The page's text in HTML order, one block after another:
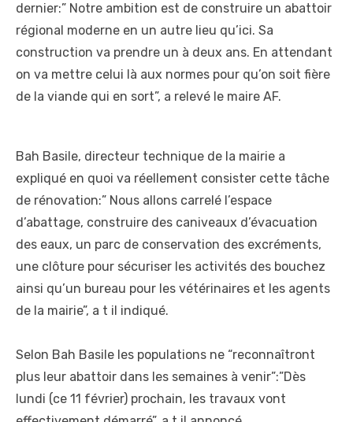
dernier:” Notre ambition est de construire un abattoir
régional moderne en un autre lieu qu’ici. Sa
construction va prendre un à deux ans. En attendant
on va mettre celui là aux normes pour qu’on soit fière
de la viande qui en sort”, a relevé le maire AF.
Bah Basile, directeur technique de la mairie a
expliqué en quoi va réellement consister cette tâche
de rénovation:” Nous allons carrelé l’espace
d’abattage, construire des caniveaux d’évacuation
des eaux, un parc de conservation des excréments,
une clôture pour sécuriser les activités des bouchez
ainsi qu’un bureau pour les vétérinaires et les agents
de la mairie”, a t il indiqué.
Selon Bah Basile les populations ne “reconnaîtront
plus leur abattoir dans les semaines à venir”:”Dès
lundi (ce 11 février) prochain, les travaux vont